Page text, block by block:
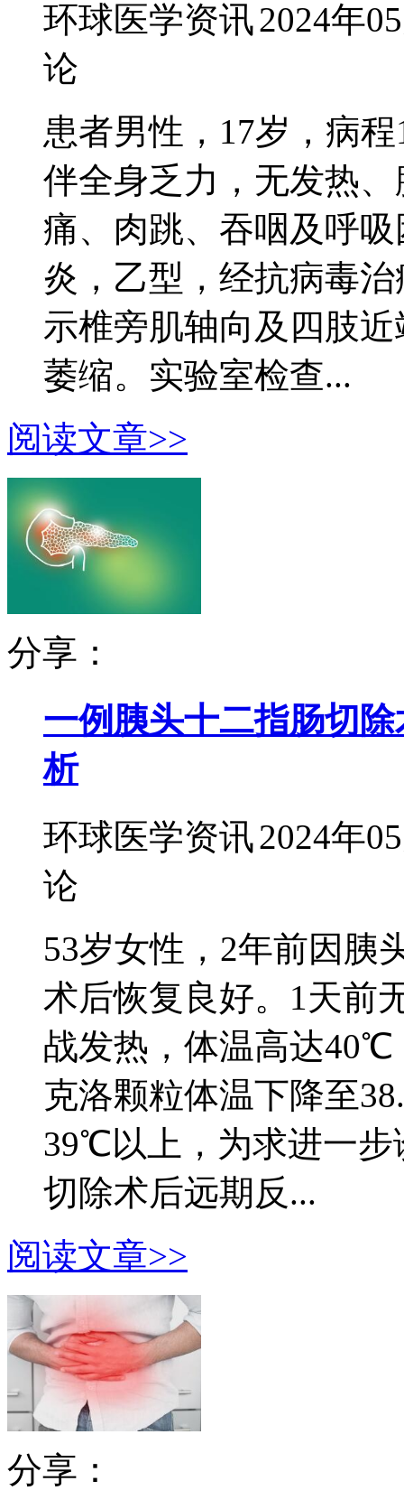
环球医学资讯2024年
论
患者男性，17岁，病
伴全身乏力，无发热
痛、肉跳、吞咽及呼
炎，乙型，经抗病毒
示椎旁肌轴向及四肢
萎缩。实验室检查...
阅读文章>>
分享：
一例胰头十二指肠切
析
环球医学资讯2024年
论
53岁女性，2年前因胰
术后恢复良好。1天前
战发热，体温高达40℃
克洛颗粒体温下降至
39℃以上，为求进一步
切除术后远期反...
阅读文章>>
分享：